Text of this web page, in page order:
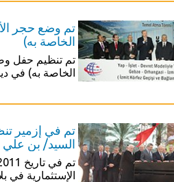
تم وضع حجر
الخاصة به)
تم تنظيم حفل
الخاصة به) في ديلي اوفاسي في
تم في إزمير
السيد/ بن علي
الإستثمارية في